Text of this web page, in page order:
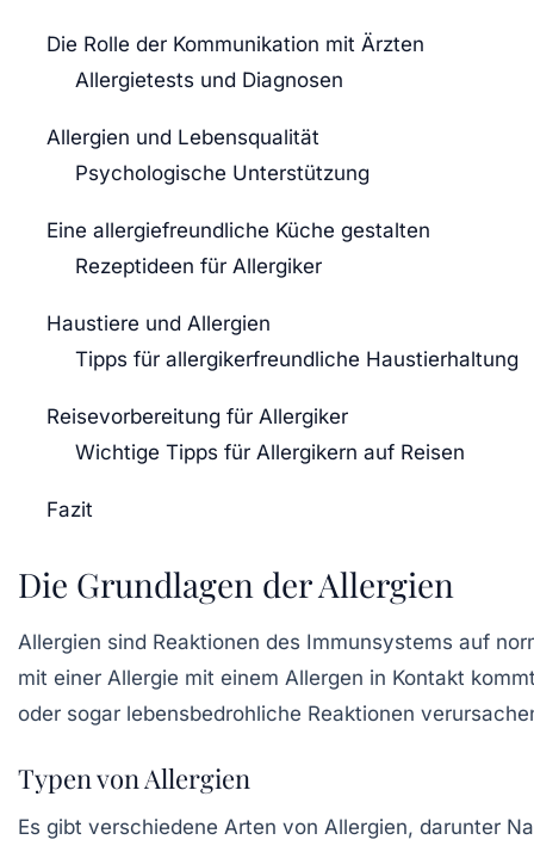
Die Rolle der Kommunikation mit Ärzten
Allergietests und Diagnosen
Allergien und Lebensqualität
Psychologische Unterstützung
Eine allergiefreundliche Küche gestalten
Rezeptideen für Allergiker
Haustiere und Allergien
Tipps für allergikerfreundliche Haustierhaltung
Reisevorbereitung für Allergiker
Wichtige Tipps für Allergikern auf Reisen
Fazit
Die Grundlagen der Allergien
Allergien sind Reaktionen des Immunsystems auf
mit einer Allergie mit einem Allergen in Kontakt
oder sogar lebensbedrohliche Reaktionen
Typen von Allergien
Es gibt verschiedene Arten von Allergien, darunter